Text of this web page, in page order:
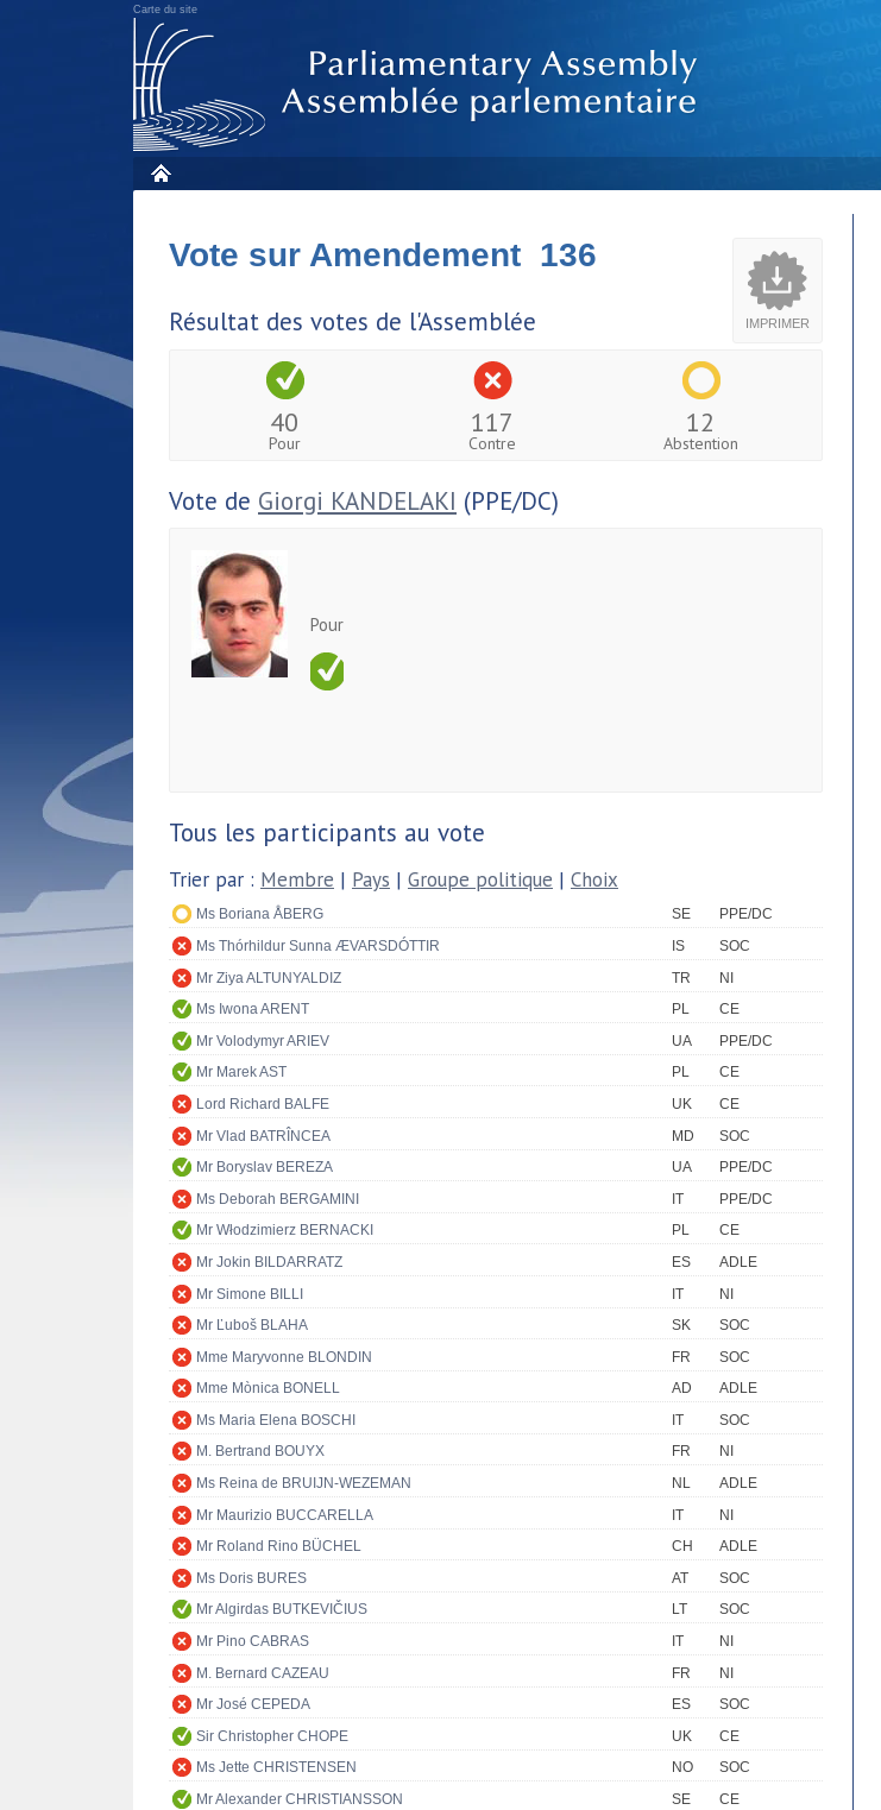
Carte du site
IMPRIMER
Vote sur Amendement 136
Résultat des votes de l'Assemblée
40
Pour
117
Contre
12
Abstention
Vote de Giorgi KANDELAKI (PPE/DC)
Pour
Tous les participants au vote
Trier par : Membre | Pays | Groupe politique | Choix
Ms Boriana ÅBERG SE
PPE/DC
Ms Thórhildur Sunna ÆVARSDÓTTIR
IS
SOC
Mr Ziya ALTUNYALDIZ
TR
NI
Ms Iwona ARENT
PL
CE
Mr Volodymyr ARIEV
UA
PPE/DC
Mr Marek AST
PL
CE
Lord Richard BALFE
UK
CE
Mr Vlad BATRÎNCEA
MD
SOC
Mr Boryslav BEREZA
UA
PPE/DC
Ms Deborah BERGAMINI
IT
PPE/DC
Mr Włodzimierz BERNACKI
PL
CE
Mr Jokin BILDARRATZ
ES
ADLE
Mr Simone BILLI
IT
NI
Mr Ľuboš BLAHA
SK
SOC
Mme Maryvonne BLONDIN
FR
SOC
Mme Mònica BONELL
AD
ADLE
Ms Maria Elena BOSCHI
IT
SOC
M. Bertrand BOUYX
FR
NI
Ms Reina de BRUIJN-WEZEMAN
NL
ADLE
Mr Maurizio BUCCARELLA
IT
NI
Mr Roland Rino BÜCHEL
CH
ADLE
Ms Doris BURES
AT
SOC
Mr Algirdas BUTKEVIČIUS
LT
SOC
Mr Pino CABRAS
IT
NI
M. Bernard CAZEAU
FR
NI
Mr José CEPEDA
ES
SOC
Sir Christopher CHOPE
UK
CE
Ms Jette CHRISTENSEN
NO
SOC
Mr Alexander CHRISTIANSSON
SE
CE